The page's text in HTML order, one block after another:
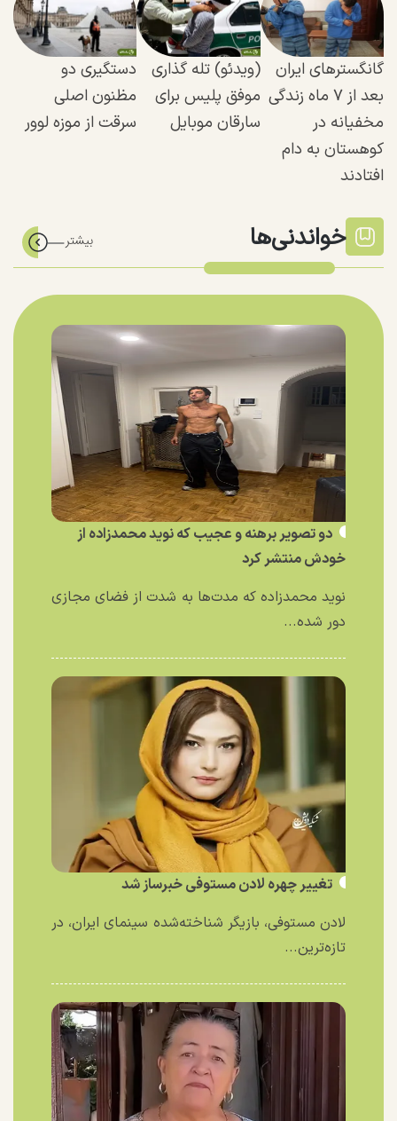
گانگستر‌های ایران
بعد از ۷ ماه زندگی
مخفیانه در
کوهستان به دام
افتادند
(ویدئو) تله گذاری
موفق پلیس برای
سارقان موبایل
دستگیری دو
مظنون اصلی
سرقت از موزه لوور
خواندنی‌ها
دو تصویر برهنه و عجیب که نوید محمدزاده از
خودش منتشر کرد
نوید محمدزاده که مدت‌ها به شدت از فضای مجازی
دور شده...
تغییر چهره لادن مستوفی خبرساز شد
لادن مستوفی، بازیگر شناخته‌شده سینمای ایران، در
تازه‌ترین...